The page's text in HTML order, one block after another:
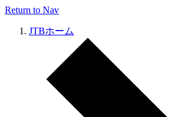
Return to Nav
JTBホーム